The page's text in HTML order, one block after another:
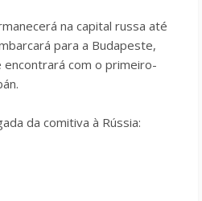
na capital russa até
para a Budapeste,
encontrará com o primeiro-
da comitiva à Rússia: